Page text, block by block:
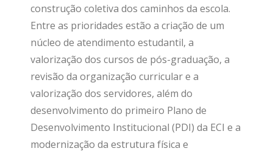
construção coletiva dos caminhos da escola.
Entre as prioridades estão a criação de um
núcleo de atendimento estudantil, a
valorização dos cursos de pós-graduação, a
revisão da organização curricular e a
valorização dos servidores, além do
desenvolvimento do primeiro Plano de
Desenvolvimento Institucional (PDI) da ECI e a
modernização da estrutura física e